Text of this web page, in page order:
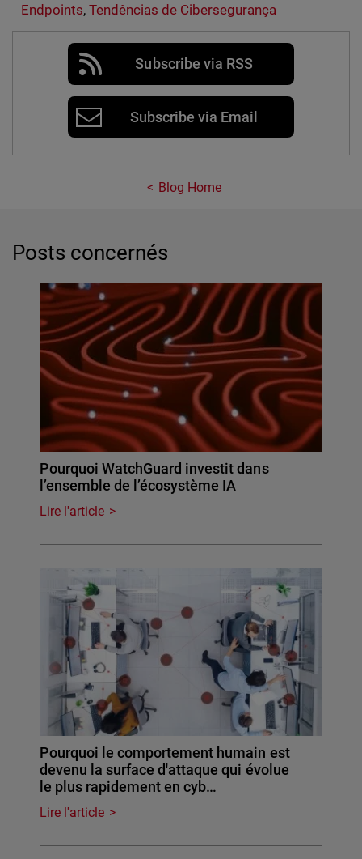
Endpoints, Tendências de Cibersegurança
Subscribe via RSS
Subscribe via Email
Blog Home
Posts concernés
Pourquoi WatchGuard investit dans
l’ensemble de l’écosystème IA
Lire l'article
Pourquoi le comportement humain est
devenu la surface d'attaque qui évolue
le plus rapidement en cyb…
Lire l'article